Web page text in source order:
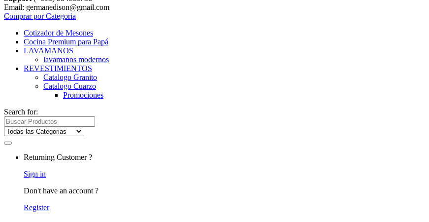
Email: germanedison@gmail.com
Comprar por Categoria
Cotizador de Mesones
Cocina Premium para Papá
LAVAMANOS
lavamanos modernos
REVESTIMIENTOS
Catalogo Granito
Catalogo Cuarzo
Promociones
Search for:
Returning Customer ?
Sign in
Don't have an account ?
Register